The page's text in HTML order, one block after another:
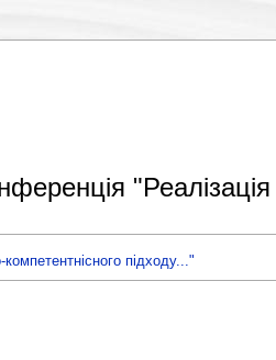
"Реалізація
підходу..."